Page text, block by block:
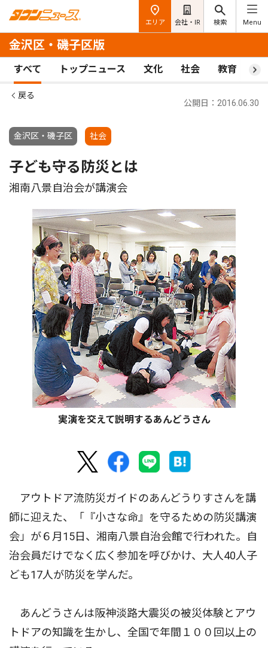
エリア 会社・IR 検索 Menu
金沢区・磯子区版
すべて トップニュース 文化 社会 教育 ス
戻る
金沢区・磯子区 社会
公開日：2016.06.30
子ども守る防災とは
湘南八景自治会が講演会
実演を交えて説明するあんどうさん
アウトドア流防災ガイドのあんどうりすさんを講
師に迎えた、「『小さな命』を守るための防災講演
会」が６月15日、湘南八景自治会館で行われた。自
治会員だけでなく広く参加を呼びかけ、大人40人子
ども17人が防災を学んだ。
あんどうさんは阪神淡路大震災の被災体験とアウ
トドアの知識を生かし、全国で年間１００回以上の